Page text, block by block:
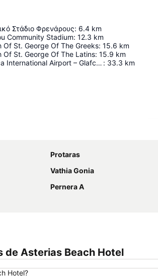
Στάδιο Φρενάρους: 6.4 km
Community Stadium: 12.3 km
Of St. George Of The Greeks: 15.6 km
Of St. George Of The Latins: 15.9 km
Larnaca International Airport – Glafcos Clerides : 33.3 km
Protaras
Vathia Gonia
Pernera A
de Asterias Beach Hotel
Hotel?